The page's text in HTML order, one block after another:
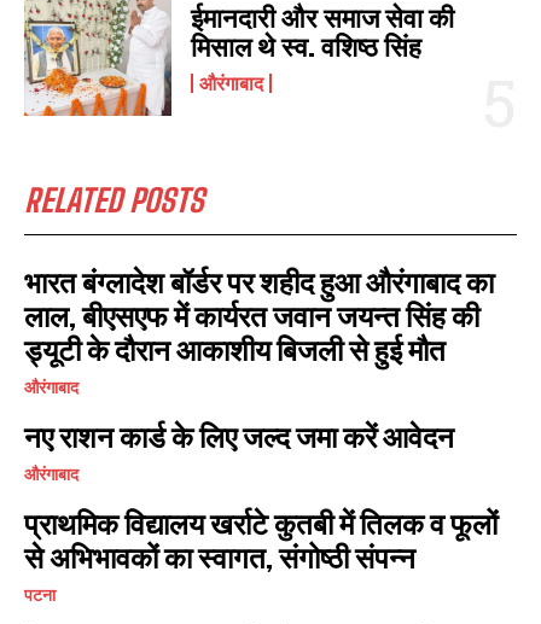
ईमानदारी और समाज सेवा की
मिसाल थे स्व. वशिष्ठ सिंह
औरंगाबाद
RELATED POSTS
भारत बंग्लादेश बॉर्डर पर शहीद हुआ औरंगाबाद का
लाल, बीएसएफ में कार्यरत जवान जयन्त सिंह की
ड्यूटी के दौरान आकाशीय बिजली से हुई मौत
औरंगाबाद
नए राशन कार्ड के लिए जल्द जमा करें आवेदन
औरंगाबाद
प्राथमिक विद्यालय खर्राटे कुतबी में तिलक व फूलों
से अभिभावकों का स्वागत, संगोष्ठी संपन्न
पटना